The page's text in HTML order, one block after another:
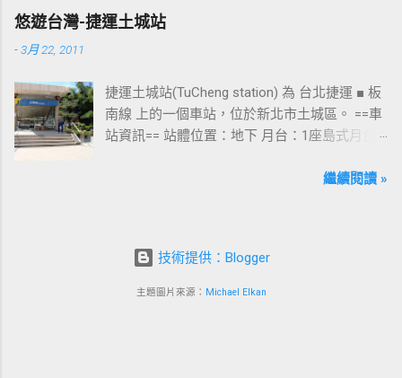
等候的標的物，也是是最容易堵塞的出口。 捷
運西門站六號出口&西門町商圈 板南線上車站 [
站 ] - [ 龍山寺站 ] - [ 西門站 ] - [ 台北車站 ] - [
善導寺站 ] - [ 忠孝新生站 ] - [ 忠孝復興站 ] - [
忠孝敦化站 ] - [ 國父紀念館站 ] - [ 市政府站
悠遊台灣-捷運土城站
-3月 22, 2011
捷運土城站(TuCheng station) 為 台北捷運 ■ 板
南線 上的一個車站，位於新北市土城區。 ==車
站資訊== 站體位置：地下 月台：1座島式月台
站 ] ---->往 板橋站 、 台北車站 、 南港展覽館
寺站 ] - [ 西門站 ] - [ 台北車站 ] - [ 善導寺站 ] -
[ 忠孝新生站 ] - [ 忠孝復興站 ] - [ 忠孝敦化站
繼續閱讀 »
技術提供：Blogger
主題圖片來源： Michael Elkan